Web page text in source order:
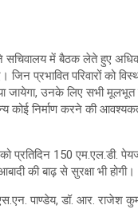
में बैठक लेते हुए
प्रभावित परिवारों को
जायेगा, उनके लिए सभी मूलभूत
निर्माण करने की
प्रतिदिन 150 एम.एल.डी.
की बाढ़ से सुरक्षा भी होगी।
पाण्डेय, डॉ. आर. राजेश